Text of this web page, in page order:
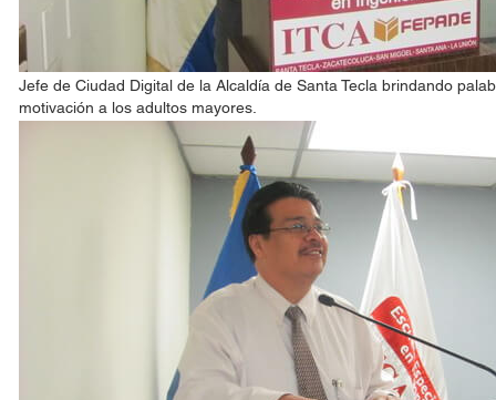
Jefe de Ciudad Digital de la Alcaldía de Santa Tecla brindando
motivación a los adultos mayores.